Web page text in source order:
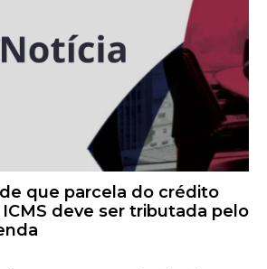
que parcela do crédito
deve ser tributada pelo